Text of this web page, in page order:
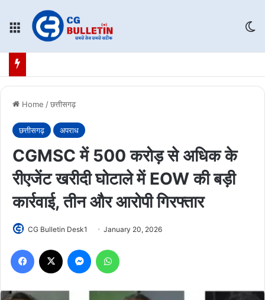
Menu
Home /छत्तीसगढ़
छत्तीसगढ़ अपराध
CGMSC में 500 करोड़ से अधिक के
रीएजेंट खरीदी घोटाले में EOW की बड़ी
कार्रवाई, तीन और आरोपी गिरफ्तार
CG Bulletin Desk1 January 20, 2026
Facebook Messenger